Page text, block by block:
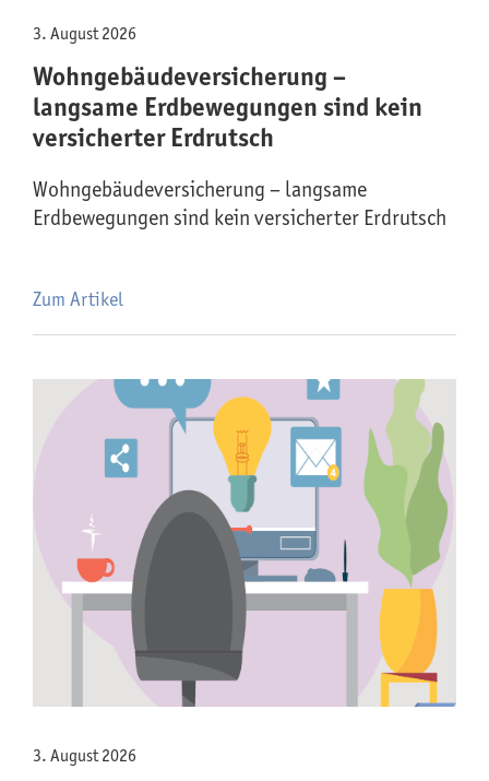
3. August 2026
Wohngebäude­versicherung –
langsame Erdbewegungen sind kein
versicherter Erdrutsch
Wohngebäude­versicherung – langsame
Erdbewegungen sind kein versicherter Erdrutsch
Zum Artikel
3. August 2026